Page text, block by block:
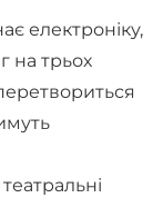
електроніку,
на трьох